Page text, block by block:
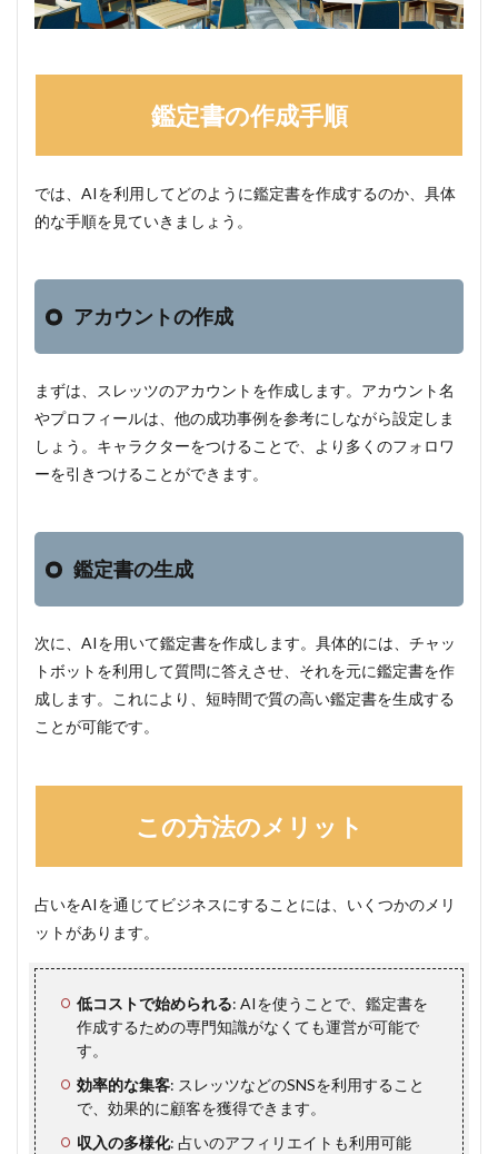
鑑定書の作成手順
では、AIを利用してどのように鑑定書を作成するのか、具体
的な手順を見ていきましょう。
アカウントの作成
まずは、スレッツのアカウントを作成します。アカウント名
やプロフィールは、他の成功事例を参考にしながら設定しま
しょう。キャラクターをつけることで、より多くのフォロワ
ーを引きつけることができます。
鑑定書の生成
次に、AIを用いて鑑定書を作成します。具体的には、チャッ
トボットを利用して質問に答えさせ、それを元に鑑定書を作
成します。これにより、短時間で質の高い鑑定書を生成する
ことが可能です。
この方法のメリット
占いをAIを通じてビジネスにすることには、いくつかのメリ
ットがあります。
低コストで始められる: AIを使うことで、鑑定書を
作成するための専門知識がなくても運営が可能で
す。
効率的な集客: スレッツなどのSNSを利用すること
で、効果的に顧客を獲得できます。
収入の多様化: 占いのアフィリエイトも利用可能